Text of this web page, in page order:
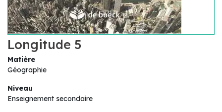
Longitude 5
Matière
Géographie
Niveau
Enseignement secondaire